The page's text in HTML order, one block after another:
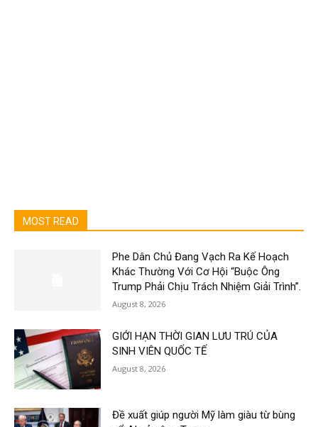
MOST READ
Phe Dân Chủ Đang Vạch Ra Kế Hoạch
Khác Thường Với Cơ Hội “Buộc Ông
Trump Phải Chịu Trách Nhiệm Giải Trình”.
August 8, 2026
GIỚI HẠN THỜI GIAN LƯU TRÚ CỦA
SINH VIÊN QUỐC TẾ
August 8, 2026
Đề xuất giúp người Mỹ làm giàu từ bùng